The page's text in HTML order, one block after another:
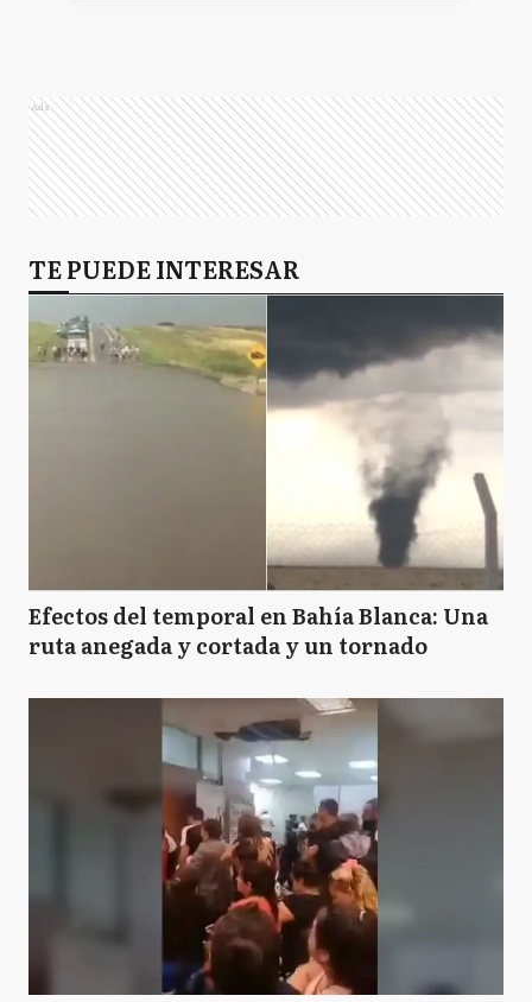
N Necochea
P Pinamar
VG Villa Gesell
Ads
TE PUEDE INTERESAR
Efectos del temporal en Bahía Blanca: Una
ruta anegada y cortada y un tornado